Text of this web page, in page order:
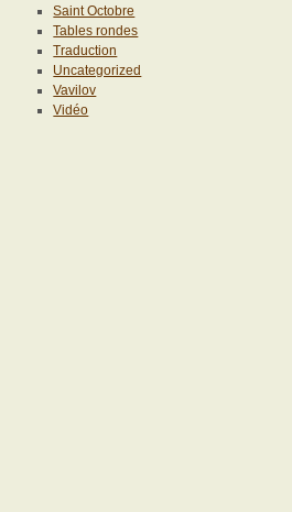
Saint Octobre
Tables rondes
Traduction
Uncategorized
Vavilov
Vidéo